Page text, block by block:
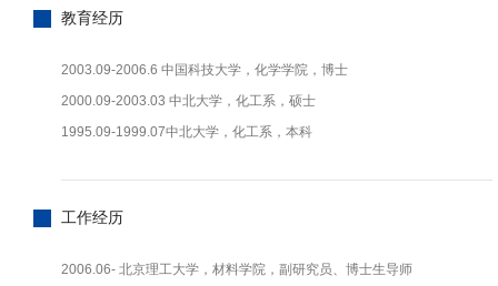
教育经历
2003.09-2006.6 中国科技大学，化学学院，博士
2000.09-2003.03 中北大学，化工系，硕士
1995.09-1999.07中北大学，化工系，本科
工作经历
2006.06- 北京理工大学，材料学院，副研究员、博士生导师